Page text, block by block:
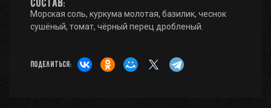
Морская соль, куркума молотая, базилик, чеснок
сушёный, томат, чёрный перец дробленый.
Поделиться: